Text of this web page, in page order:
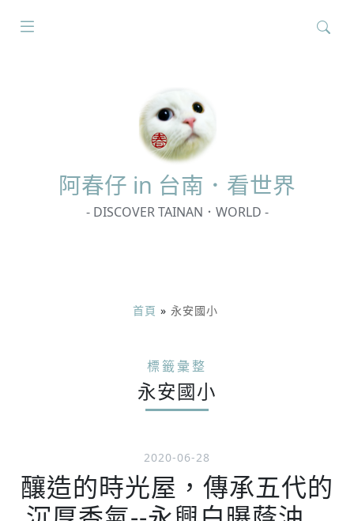
阿春仔 in 台南．看世界
- DISCOVER TAINAN．WORLD -
首頁 » 永安國小
標籤彙整
永安國小
2020-06-28
釀造的時光屋，傳承五代的